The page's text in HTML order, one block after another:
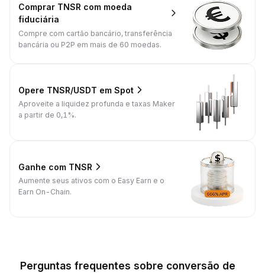
Comprar TNSR com moeda
fiduciária
Compre com cartão bancário, transferência
bancária ou P2P em mais de 60 moedas.
Opere TNSR/USDT em Spot
Aproveite a liquidez profunda e taxas Maker
a partir de 0,1%.
Ganhe com TNSR
Aumente seus ativos com o Easy Earn e o
Earn On-Chain.
Perguntas frequentes sobre conversão de